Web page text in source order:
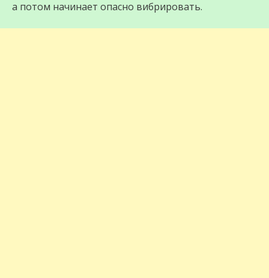
а потом начинает опасно вибрировать.